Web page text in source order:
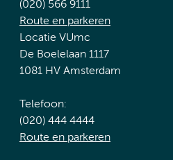
(020) 566 9111
Route en parkeren
Locatie VUmc
De Boelelaan 1117
1081 HV Amsterdam
Telefoon:
(020) 444 4444
Route en parkeren